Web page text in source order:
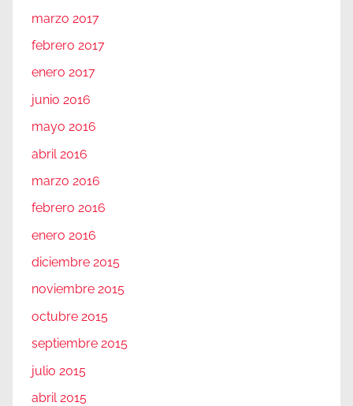
marzo 2017
febrero 2017
enero 2017
junio 2016
mayo 2016
abril 2016
marzo 2016
febrero 2016
enero 2016
diciembre 2015
noviembre 2015
octubre 2015
septiembre 2015
julio 2015
abril 2015